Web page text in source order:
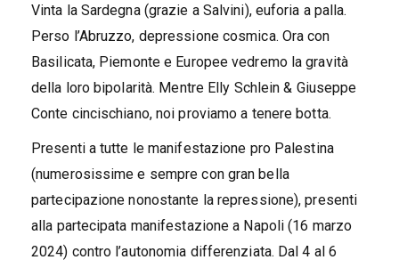
Vinta la Sardegna (grazie a Salvini), euforia a palla.
Perso l’Abruzzo, depressione cosmica. Ora con
Basilicata, Piemonte e Europee vedremo la gravità
della loro bipolarità. Mentre Elly Schlein & Giuseppe
Conte cincischiano, noi proviamo a tenere botta.
Presenti a tutte le manifestazione pro Palestina
(numerosissime e sempre con gran bella
partecipazione nonostante la repressione), presenti
alla partecipata manifestazione a Napoli (16 marzo
2024) contro l’autonomia differenziata. Dal 4 al 6